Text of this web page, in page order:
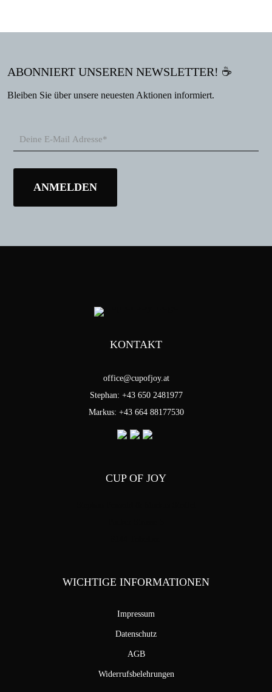
ABONNIERT UNSEREN NEWSLETTER! ☕
Bleiben Sie über unsere neuesten Aktionen informiert.
KONTAKT
office@cupofjoy.at
Stephan: +43 650 2481977
Markus: +43 664 88177530
CUP OF JOY
WICHTIGE INFORMATIONEN
Impressum
Datenschutz
AGB
Widerrufsbelehrungen